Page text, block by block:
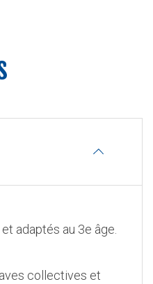
adaptés au 3e âge.
collectives et